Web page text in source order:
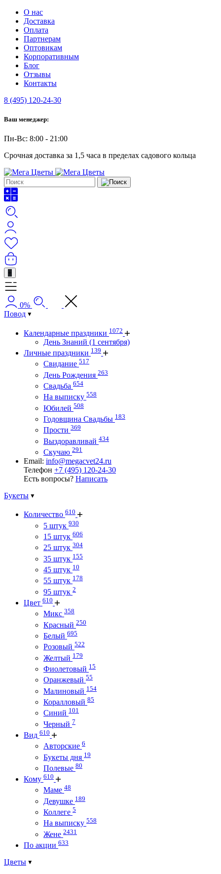
О нас
Доставка
Оплата
Партнерам
Оптовикам
Корпоративным
Блог
Отзывы
Контакты
8 (495) 120-24-30
Ваш менеджер:
Пн-Вс: 8:00 - 21:00
Срочная доставка за 1,5 часа в пределах садового кольца
+
0%
Повод
Календарные праздники 1072
День Знаний (1 сентября)
Личные праздники 139
Свидание 517
День Рождения 263
Свадьба 654
На выписку 558
Юбилей 508
Годовщина Свадьбы 183
Прости 369
Выздоравливай 434
Скучаю 291
Email: info@megacvet24.ru
Телефон +7 (495) 120-24-30
Есть вопросы? Написать
Букеты
Количество 610
5 штук 930
15 штук 606
25 штук 304
35 штук 155
45 штук 10
55 штук 178
95 штук 2
Цвет 610
Микс 358
Красный 250
Белый 695
Розовый 522
Желтый 179
Фиолетовый 15
Оранжевый 55
Малиновый 154
Коралловый 85
Синий 101
Черный 7
Вид 610
Авторские 6
Букеты дня 19
Полевые 80
Кому 610
Маме 48
Девушке 189
Коллеге 5
На выписку 558
Жене 2431
По акции 633
Цветы